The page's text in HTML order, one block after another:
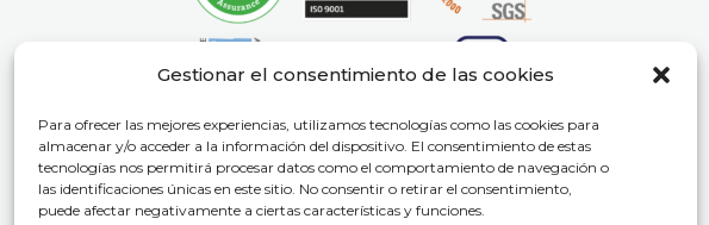
Gestionar el consentimiento de las cookies
Para ofrecer las mejores experiencias, utilizamos tecnologías como las cookies para
almacenar y/o acceder a la información del dispositivo. El consentimiento de estas
tecnologías nos permitirá procesar datos como el comportamiento de navegación o
las identificaciones únicas en este sitio. No consentir o retirar el consentimiento,
puede afectar negativamente a ciertas características y funciones.